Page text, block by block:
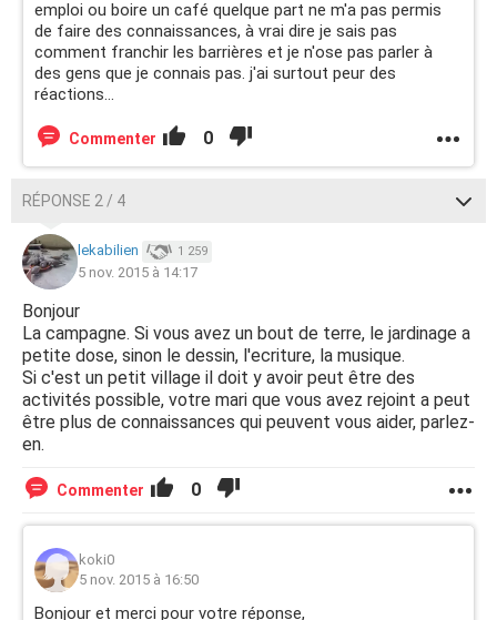
emploi ou boire un café quelque part ne m'a pas permis
de faire des connaissances, à vrai dire je sais pas
comment franchir les barrières et je n'ose pas parler à
des gens que je connais pas. j'ai surtout peur des
réactions...
Commenter 0
RÉPONSE 2 / 4
lekabilien 1 259
5 nov. 2015 à 14:17
Bonjour
La campagne. Si vous avez un bout de terre, le jardinage a
petite dose, sinon le dessin, l'ecriture, la musique.
Si c'est un petit village il doit y avoir peut être des
activités possible, votre mari que vous avez rejoint a peut
être plus de connaissances qui peuvent vous aider, parlez-
en.
Commenter 0
koki0
5 nov. 2015 à 16:50
Bonjour et merci pour votre réponse,